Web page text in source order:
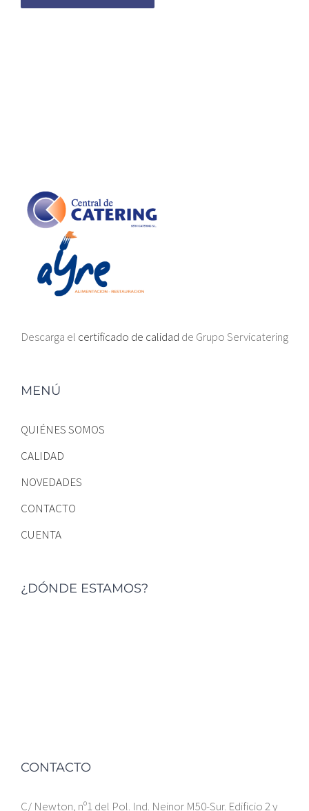
Descarga el certificado de calidad de Grupo Servicatering
MENÚ
QUIÉNES SOMOS
CALIDAD
NOVEDADES
CONTACTO
CUENTA
¿DÓNDE ESTAMOS?
CONTACTO
C/ Newton, nº1 del Pol. Ind. Neinor M50-Sur. Edificio 2 y